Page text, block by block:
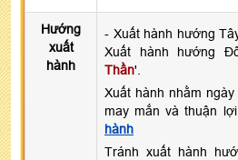
Hướng
xuất
hành
- Xuất hành hướng
Xuất hành hướng
Thần'.
Xuất hành nhằm
may mắn và thuận lợi
hành
Tránh xuất hành